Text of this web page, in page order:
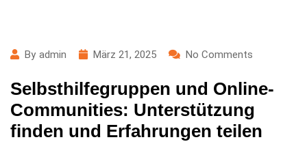
By admin März 21, 2025 No Comments
Selbsthilfegruppen und Online-
Communities: Unterstützung
finden und Erfahrungen teilen